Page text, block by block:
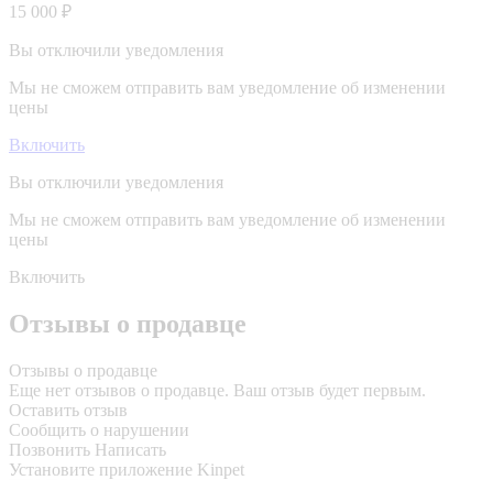
15 000 ₽
Вы отключили уведомления
Мы не сможем отправить вам уведомление об изменении
цены
Включить
Вы отключили уведомления
Мы не сможем отправить вам уведомление об изменении
цены
Включить
Отзывы о продавце
Отзывы о продавце
Еще нет отзывов о продавце. Ваш отзыв будет первым.
Оставить отзыв
Сообщить о нарушении
Позвонить Написать
Установите приложение Kinpet